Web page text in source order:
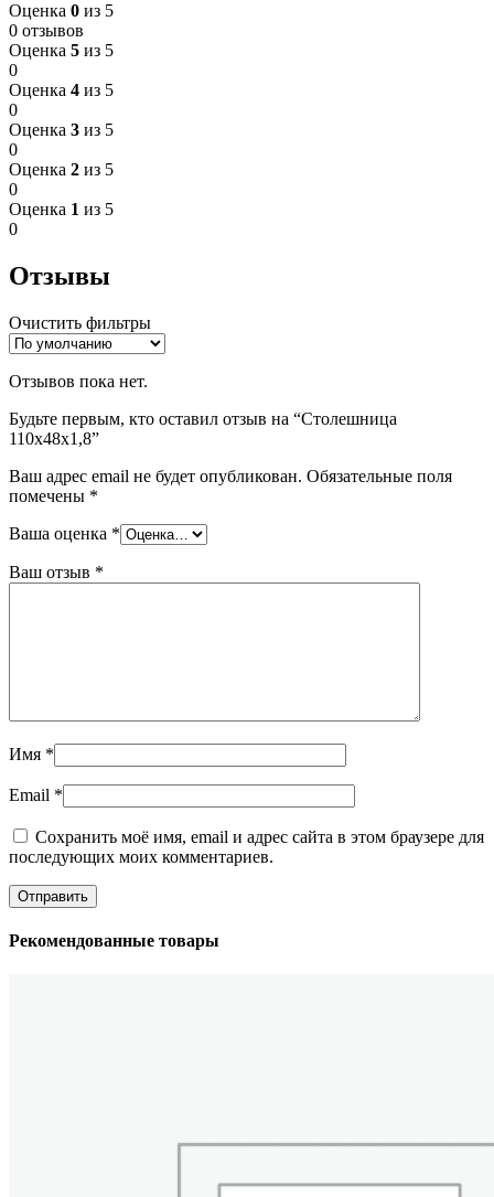
Оценка 0 из 5
0 отзывов
Оценка 5 из 5
0
Оценка 4 из 5
0
Оценка 3 из 5
0
Оценка 2 из 5
0
Оценка 1 из 5
0
Отзывы
Очистить фильтры
Отзывов пока нет.
Будьте первым, кто оставил отзыв на “Столешница
110х48х1,8”
Ваш адрес email не будет опубликован. Обязательные поля
помечены *
Ваша оценка *
Ваш отзыв *
Имя *
Email *
Сохранить моё имя, email и адрес сайта в этом браузере для
последующих моих комментариев.
Рекомендованные товары